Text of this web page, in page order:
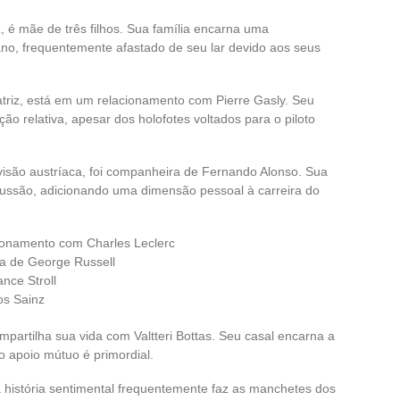
é mãe de três filhos. Sua família encarna uma
frequentemente afastado de seu lar devido aos seus
está em um relacionamento com Pierre Gasly. Seu
relativa, apesar dos holofotes voltados para o piloto
austríaca, foi companheira de Fernando Alonso. Sua
adicionando uma dimensão pessoal à carreira do
com Charles Leclerc
de George Russell
Stroll
Sainz
sua vida com Valtteri Bottas. Seu casal encarna a
apoio mútuo é primordial.
sentimental frequentemente faz as manchetes dos